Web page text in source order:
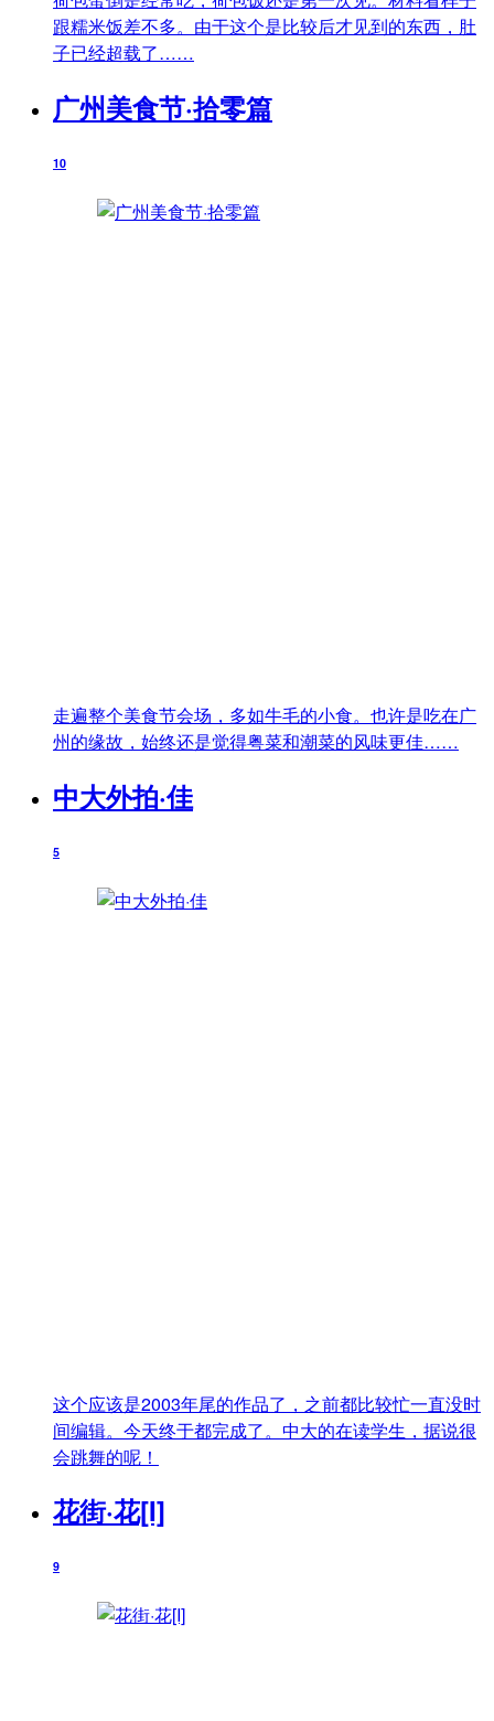
跟糯米饭差不多。由于这个是比较后才见到的东西，肚
子已经超载了……
广州美食节·拾零篇
10
走遍整个美食节会场，多如牛毛的小食。也许是吃在广
州的缘故，始终还是觉得粤菜和潮菜的风味更佳……
中大外拍·佳
5
这个应该是2003年尾的作品了，之前都比较忙一直没时
间编辑。今天终于都完成了。中大的在读学生，据说很
会跳舞的呢！
花街·花[I]
9